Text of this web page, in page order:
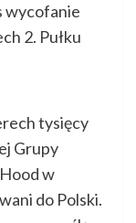
wycofanie
2. Pułku
tysięcy
Grupy
w
do Polski.